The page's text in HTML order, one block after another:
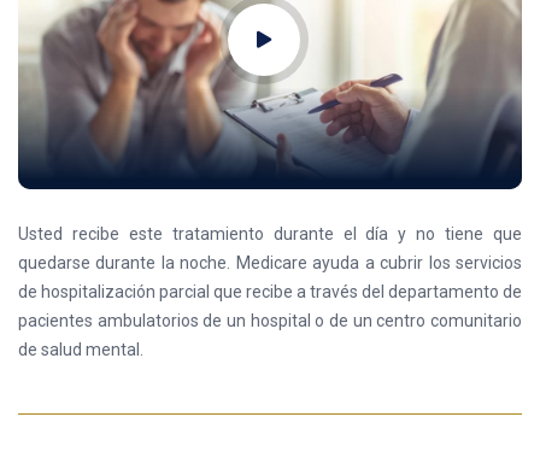
Usted recibe este tratamiento durante el día y no tiene que
quedarse durante la noche. Medicare ayuda a cubrir los servicios
de hospitalización parcial que recibe a través del departamento de
pacientes ambulatorios de un hospital o de un centro comunitario
de salud mental.